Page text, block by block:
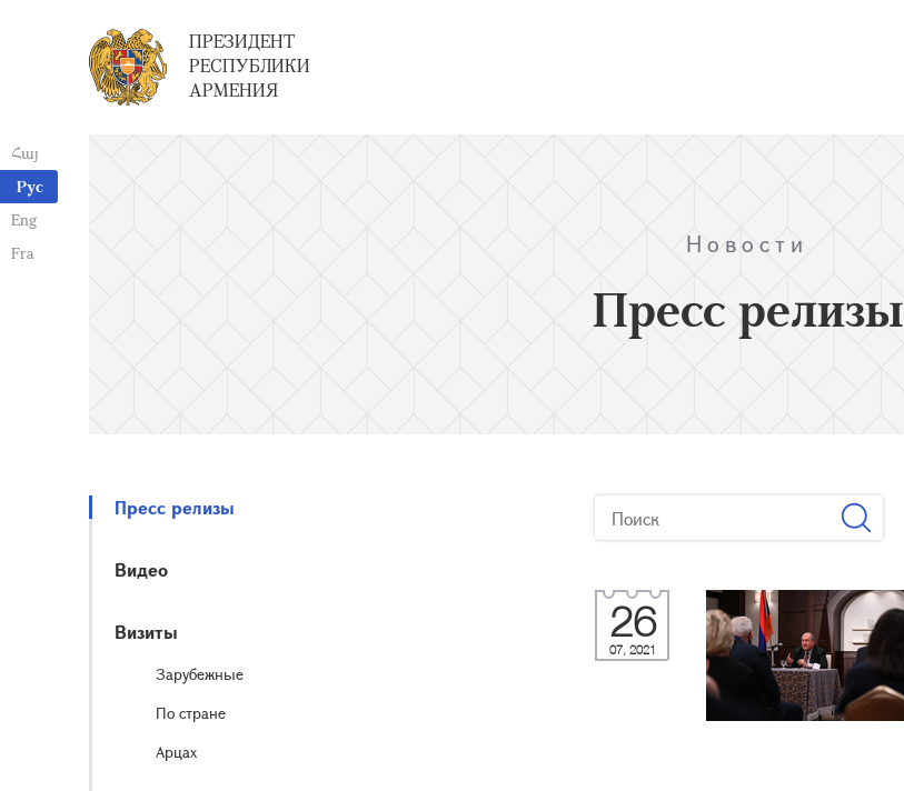
Հայ
Рус
Eng
Fra
ПРЕЗИДЕНТ
РЕСПУБЛИКИ
АРМЕНИЯ
Новости
Пресс релизы
Пресс релизы
Видео
Визиты
Зарубежные
По стране
Арцах
26
07, 2021